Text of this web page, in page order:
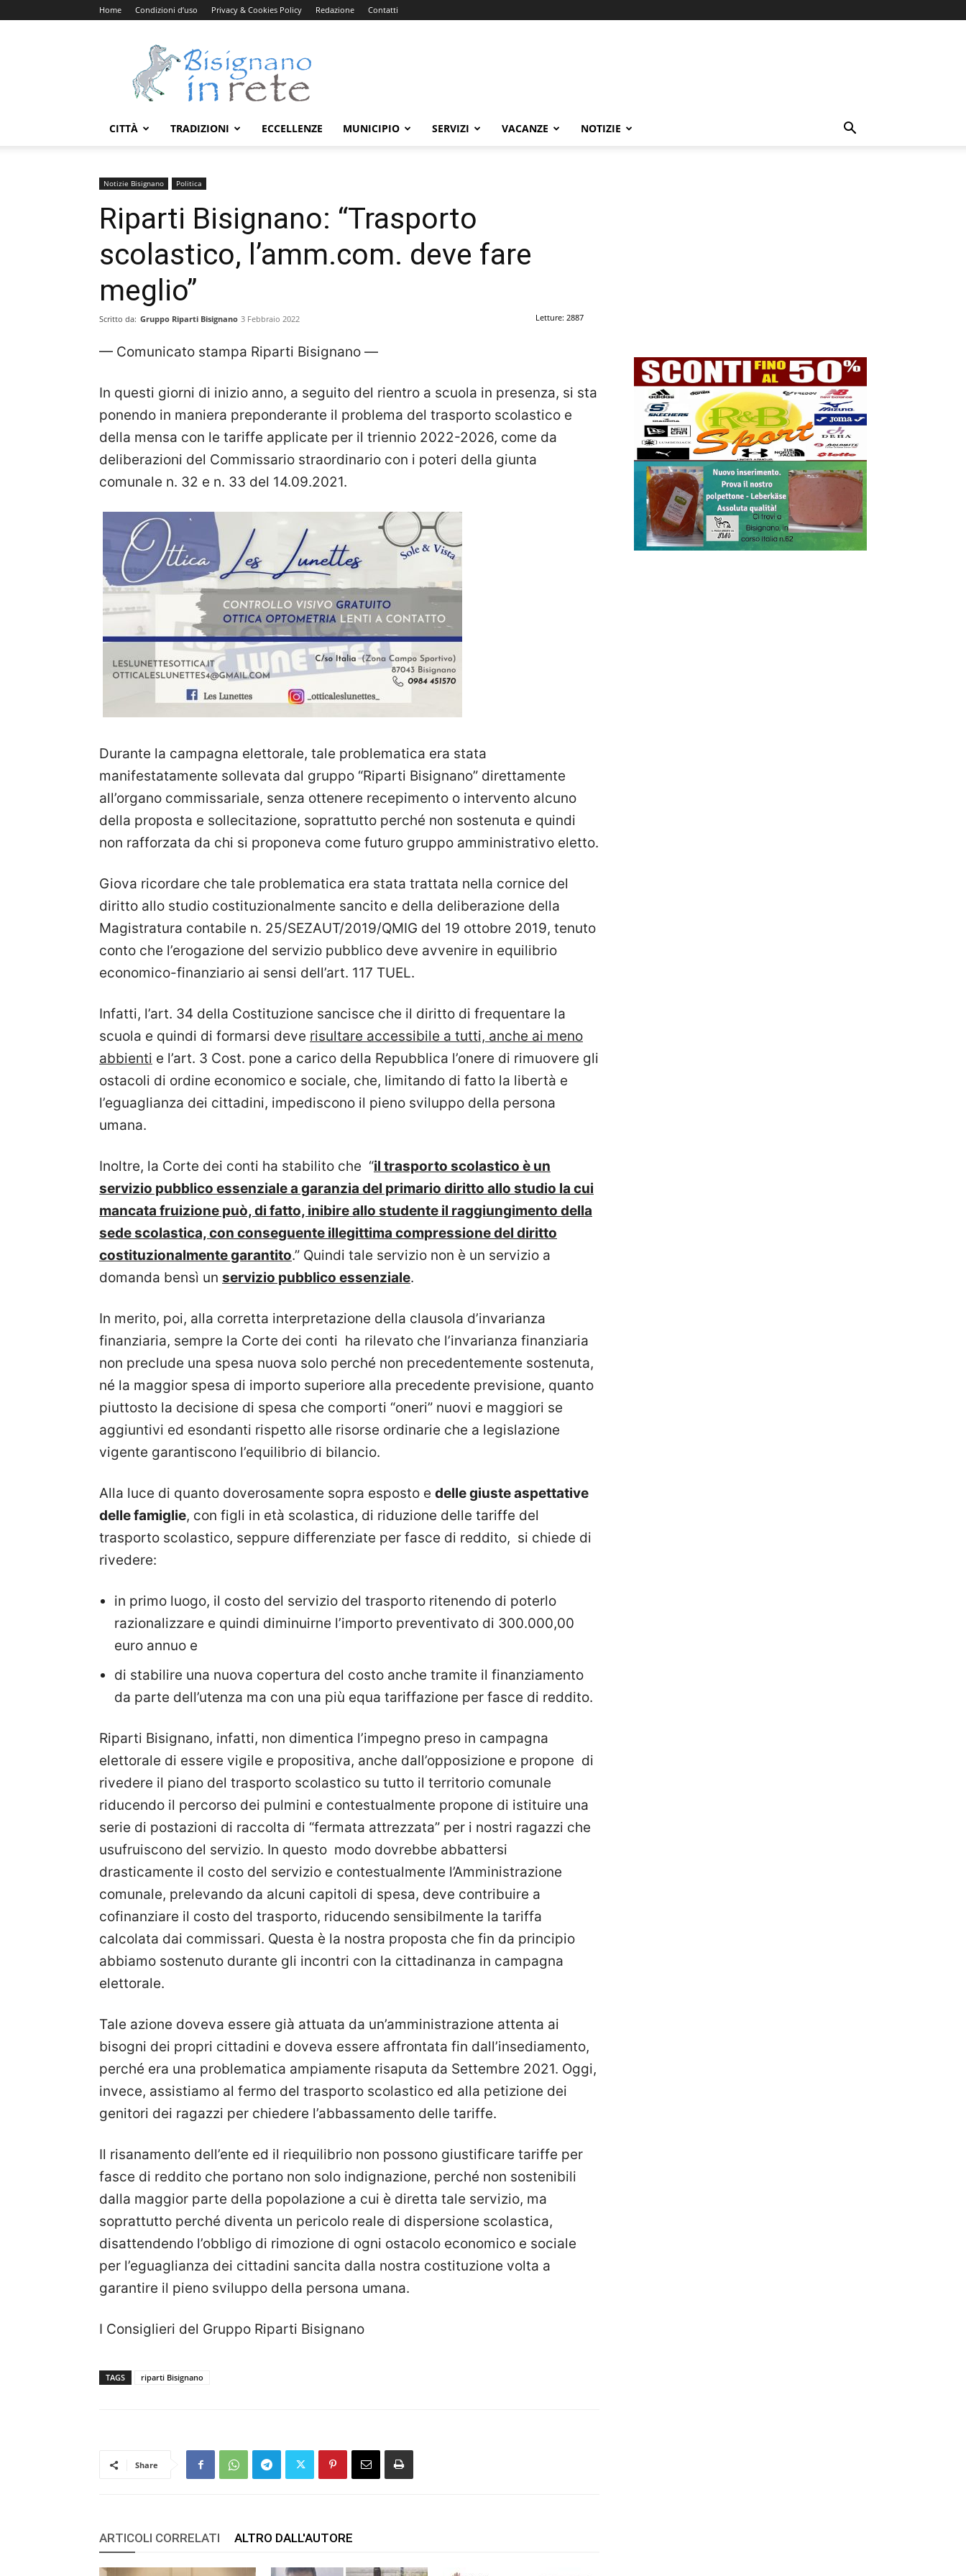
Home Condizioni d’uso Privacy & Cookies Policy Redazione Contatti
Bisignanoinrete.com
CITTÀ TRADIZIONI ECCELLENZE MUNICIPIO SERVIZI VACANZE NOTIZIE
Notizie Bisignano Politica
Riparti Bisignano: “Trasporto
scolastico, l’amm.com. deve fare
meglio”
Scritto da: Gruppo Riparti Bisignano 3 Febbraio 2022 Letture: 2887
— Comunicato stampa Riparti Bisignano —
In questi giorni di inizio anno, a seguito del rientro a scuola in presenza, si sta
ponendo in maniera preponderante il problema del trasporto scolastico e
della mensa con le tariffe applicate per il triennio 2022-2026, come da
deliberazioni del Commissario straordinario con i poteri della giunta
comunale n. 32 e n. 33 del 14.09.2021.
Durante la campagna elettorale, tale problematica era stata
manifestatamente sollevata dal gruppo “Riparti Bisignano” direttamente
all’organo commissariale, senza ottenere recepimento o intervento alcuno
della proposta e sollecitazione, soprattutto perché non sostenuta e quindi
non rafforzata da chi si proponeva come futuro gruppo amministrativo eletto.
Giova ricordare che tale problematica era stata trattata nella cornice del
diritto allo studio costituzionalmente sancito e della deliberazione della
Magistratura contabile n. 25/SEZAUT/2019/QMIG del 19 ottobre 2019, tenuto
conto che l’erogazione del servizio pubblico deve avvenire in equilibrio
economico-finanziario ai sensi dell’art. 117 TUEL.
Infatti, l’art. 34 della Costituzione sancisce che il diritto di frequentare la
scuola e quindi di formarsi deve risultare accessibile a tutti, anche ai meno
abbienti e l’art. 3 Cost. pone a carico della Repubblica l’onere di rimuovere gli
ostacoli di ordine economico e sociale, che, limitando di fatto la libertà e
l’eguaglianza dei cittadini, impediscono il pieno sviluppo della persona
umana.
Inoltre, la Corte dei conti ha stabilito che “il trasporto scolastico è un
servizio pubblico essenziale a garanzia del primario diritto allo studio la cui
mancata fruizione può, di fatto, inibire allo studente il raggiungimento della
sede scolastica, con conseguente illegittima compressione del diritto
costituzionalmente garantito.” Quindi tale servizio non è un servizio a
domanda bensì un servizio pubblico essenziale.
In merito, poi, alla corretta interpretazione della clausola d’invarianza
finanziaria, sempre la Corte dei conti ha rilevato che l’invarianza finanziaria
non preclude una spesa nuova solo perché non precedentemente sostenuta,
né la maggior spesa di importo superiore alla precedente previsione, quanto
piuttosto la decisione di spesa che comporti “oneri” nuovi e maggiori se
aggiuntivi ed esondanti rispetto alle risorse ordinarie che a legislazione
vigente garantiscono l’equilibrio di bilancio.
Alla luce di quanto doverosamente sopra esposto e delle giuste aspettative
delle famiglie, con figli in età scolastica, di riduzione delle tariffe del
trasporto scolastico, seppure differenziate per fasce di reddito, si chiede di
rivedere:
in primo luogo, il costo del servizio del trasporto ritenendo di poterlo
razionalizzare e quindi diminuirne l’importo preventivato di 300.000,00
euro annuo e
di stabilire una nuova copertura del costo anche tramite il finanziamento
da parte dell’utenza ma con una più equa tariffazione per fasce di reddito.
Riparti Bisignano, infatti, non dimentica l’impegno preso in campagna
elettorale di essere vigile e propositiva, anche dall’opposizione e propone di
rivedere il piano del trasporto scolastico su tutto il territorio comunale
riducendo il percorso dei pulmini e contestualmente propone di istituire una
serie di postazioni di raccolta di “fermata attrezzata” per i nostri ragazzi che
usufruiscono del servizio. In questo modo dovrebbe abbattersi
drasticamente il costo del servizio e contestualmente l’Amministrazione
comunale, prelevando da alcuni capitoli di spesa, deve contribuire a
cofinanziare il costo del trasporto, riducendo sensibilmente la tariffa
calcolata dai commissari. Questa è la nostra proposta che fin da principio
abbiamo sostenuto durante gli incontri con la cittadinanza in campagna
elettorale.
Tale azione doveva essere già attuata da un’amministrazione attenta ai
bisogni dei propri cittadini e doveva essere affrontata fin dall’insediamento,
perché era una problematica ampiamente risaputa da Settembre 2021. Oggi,
invece, assistiamo al fermo del trasporto scolastico ed alla petizione dei
genitori dei ragazzi per chiedere l’abbassamento delle tariffe.
Il risanamento dell’ente ed il riequilibrio non possono giustificare tariffe per
fasce di reddito che portano non solo indignazione, perché non sostenibili
dalla maggior parte della popolazione a cui è diretta tale servizio, ma
soprattutto perché diventa un pericolo reale di dispersione scolastica,
disattendendo l’obbligo di rimozione di ogni ostacolo economico e sociale
per l’eguaglianza dei cittadini sancita dalla nostra costituzione volta a
garantire il pieno sviluppo della persona umana.
I Consiglieri del Gruppo Riparti Bisignano
TAGS riparti Bisignano
Share
ARTICOLI CORRELATI ALTRO DALL'AUTORE